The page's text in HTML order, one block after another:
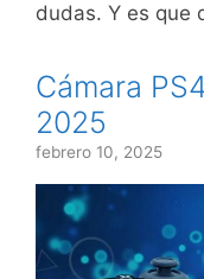
dudas. Y es que
Cámara
2025
febrero 10, 2025